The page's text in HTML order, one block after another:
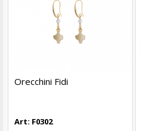
Orecchini Fidi
Art: F0302